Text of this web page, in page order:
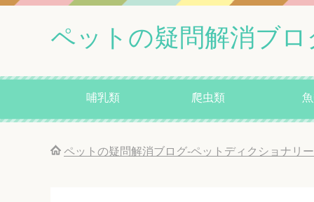
ペットの疑問解消ブ
哺乳類 爬虫類
ペットの疑問解消ブログ-ペットディクショナリー